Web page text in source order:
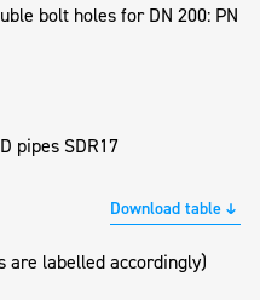
bolt holes for DN 200: PN
pipes SDR17
Download table
are labelled accordingly)